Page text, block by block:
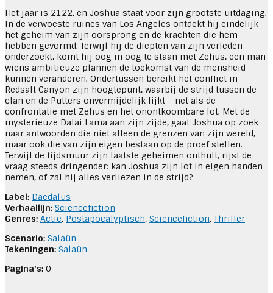
Het jaar is 2122, en Joshua staat voor zijn grootste uitdaging.
In de verwoeste ruïnes van Los Angeles ontdekt hij eindelijk
het geheim van zijn oorsprong en de krachten die hem
hebben gevormd. Terwijl hij de diepten van zijn verleden
onderzoekt, komt hij oog in oog te staan met Zehus, een man
wiens ambitieuze plannen de toekomst van de mensheid
kunnen veranderen. Ondertussen bereikt het conflict in
Redsalt Canyon zijn hoogtepunt, waarbij de strijd tussen de
clan en de Putters onvermijdelijk lijkt – net als de
confrontatie met Zehus en het onontkoombare lot. Met de
mysterieuze Dalai Lama aan zijn zijde, gaat Joshua op zoek
naar antwoorden die niet alleen de grenzen van zijn wereld,
maar ook die van zijn eigen bestaan op de proef stellen.
Terwijl de tijdsmuur zijn laatste geheimen onthult, rijst de
vraag steeds dringender: kan Joshua zijn lot in eigen handen
nemen, of zal hij alles verliezen in de strijd?
Label: Daedalus
Verhaallijn: Sciencefiction
Genres: Actie, Postapocalyptisch, Sciencefiction, Thriller
Scenario: Salaün
Tekeningen: Salaün
Pagina's: 0